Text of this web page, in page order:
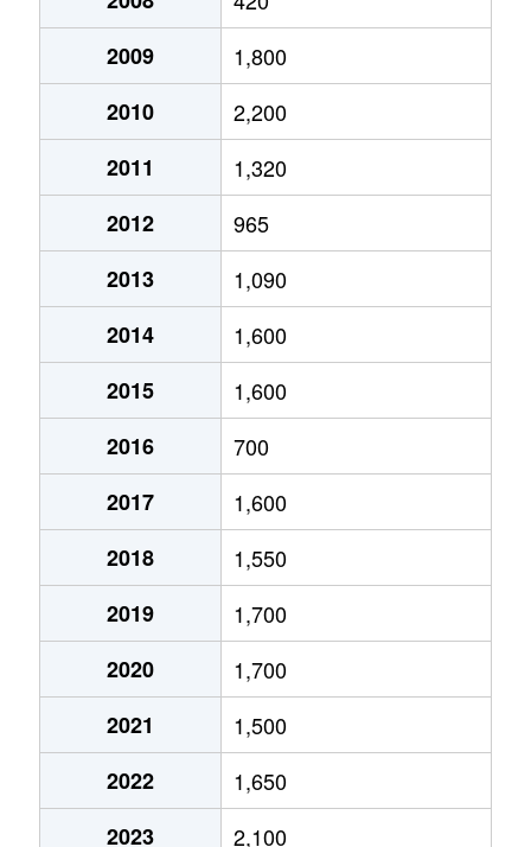
2009
1,800
2010
2,200
2011
1,320
2012
965
2013
1,090
2014
1,600
2015
1,600
2016
700
2017
1,600
2018
1,550
2019
1,700
2020
1,700
2021
1,500
2022
1,650
2023
2,100